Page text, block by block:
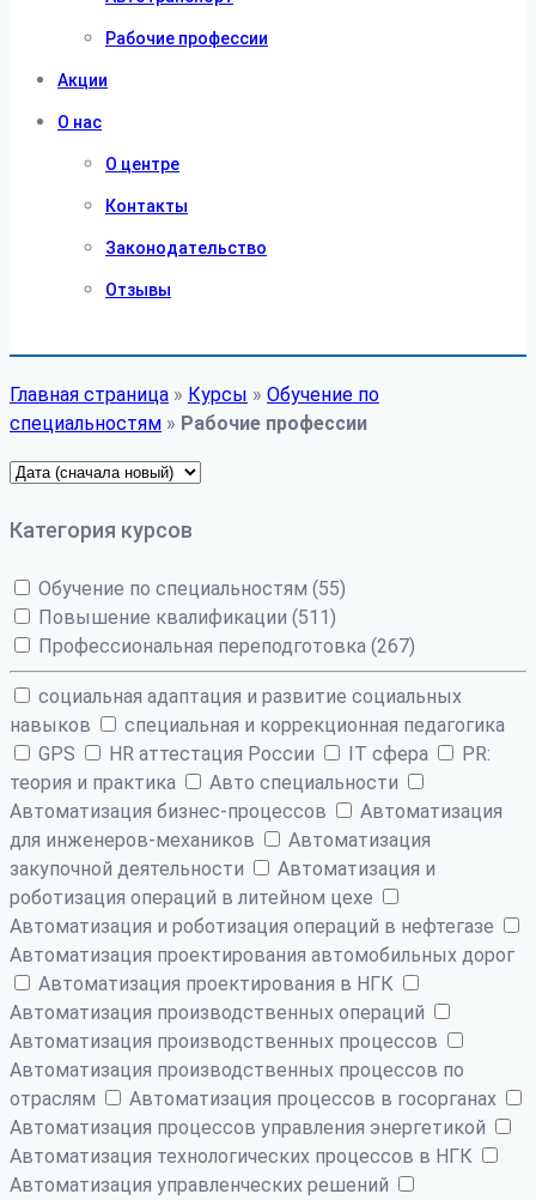
Рабочие профессии
Акции
О нас
О центре
Контакты
Законодательство
Отзывы
Главная страница » Курсы » Обучение по
специальностям » Рабочие профессии
Категория курсов
Обучение по специальностям (55)
Повышение квалификации (511)
Профессиональная переподготовка (267)
cоциальная адаптация и развитие социальных
навыков
cпециальная и коррекционная педагогика
GPS
HR аттестация России IT сфера
PR:
теория и практика
Авто специальности
Автоматизация бизнес-процессов
Автоматизация
для инженеров-механиков
Автоматизация
закупочной деятельности
Автоматизация и
роботизация операций в литейном цехе
Автоматизация и роботизация операций в нефтегазе
Автоматизация проектирования автомобильных дорог
Автоматизация проектирования в НГК
Автоматизация производственных операций
Автоматизация производственных процессов
Автоматизация производственных процессов по
отраслям
Автоматизация процессов в госорганах
Автоматизация процессов управления энергетикой
Автоматизация технологических процессов в НГК
Автоматизация управленческих решений